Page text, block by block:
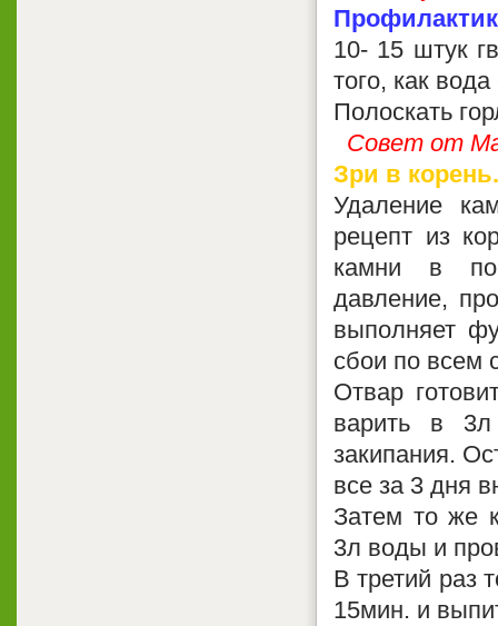
10- 15 штук
того, как
Полоскать
Совет от
Зри в
Удаление
рецепт из
камни в
давление,
выполняет
сбои по всем
Отвар
варить в
закипания.
все за 3 дня
Затем то же
3л воды и
В третий раз
15мин. и